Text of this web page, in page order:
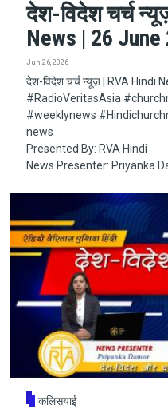
देश-विदेश चर्च
News | 26 June
Jun 26, 2026
देश-विदेश चर्च न्यूज़ | RVA Hindi
#RadioVeritasAsia​​​​​
#weeklynews​
news
Presented By: RVA Hindi
News Presenter: Priyanka
कलिसयाई